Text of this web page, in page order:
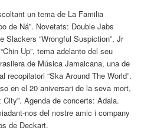
un tema de La Familia
de Ná”. Novetats: Double Jabs
Slackers “Wrongful Suspiction”, Jr
Up”, tema adelanto del seu
de Música Jamaicana, una de
recopilatori “Ska Around The World”.
en el 20 aniversari de la seva mort,
Agenda de concerts: Adala.
nos del nostre amic i company
de Deckart.